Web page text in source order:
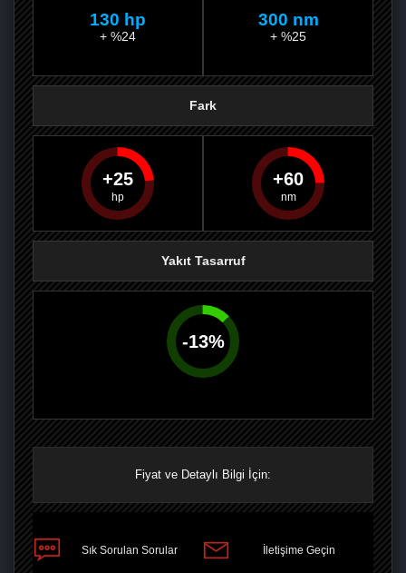
PAYLAŞPAYLAŞPLUS'TA
130 hp
+ %24
300 nm
+ %25
Fark
25 60
Yakıt Tasarruf
-13%
Fiyat ve Detaylı Bilgi İçin:
Sık Sorulan Sorular İletişime Geçin